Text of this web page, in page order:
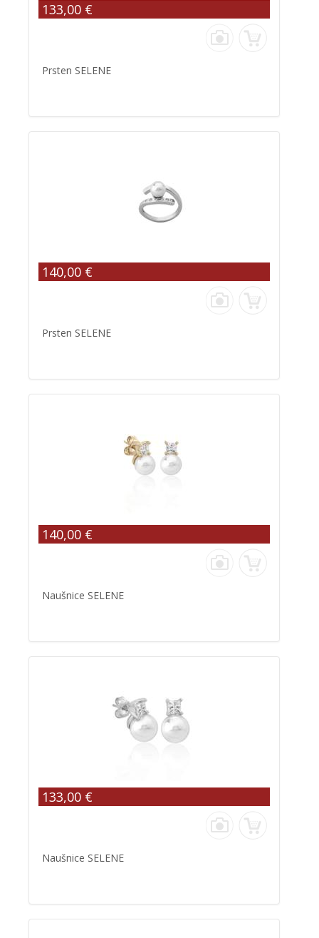
133,00 €
Prsten SELENE
140,00 €
Prsten SELENE
140,00 €
Naušnice SELENE
133,00 €
Naušnice SELENE